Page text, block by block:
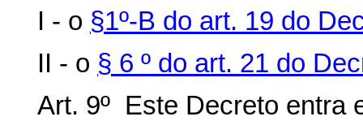
I - o §1º-B do art. 19 do
II - o § 6 º do art. 21 do
Art. 9º Este Decreto entra